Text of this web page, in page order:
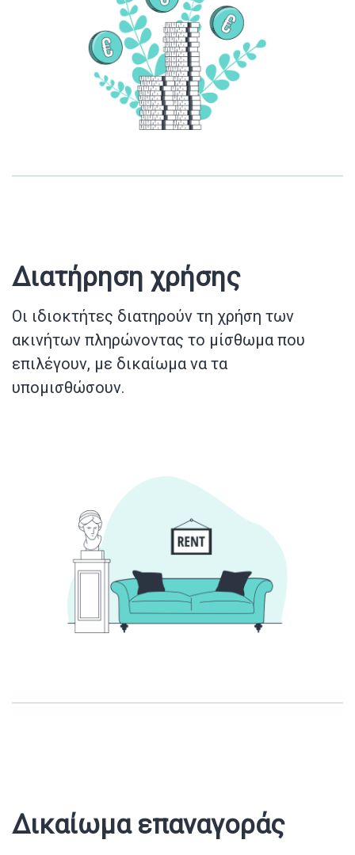
Διατήρηση χρήσης
Οι ιδιοκτήτες διατηρούν τη χρήση των
ακινήτων πληρώνοντας το μίσθωμα που
επιλέγουν, με δικαίωμα να τα
υπομισθώσουν.
Δικαίωμα επαναγοράς